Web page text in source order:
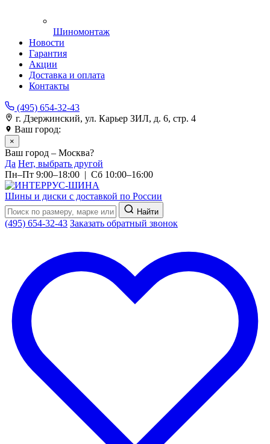
Шиномонтаж
Новости
Гарантия
Акции
Доставка и оплата
Контакты
(495) 654-32-43
г. Дзержинский, ул. Карьер ЗИЛ, д. 6, стр. 4
Ваш город:
×
Ваш город – Москва?
Да Нет, выбрать другой
Пн–Пт 9:00–18:00 | Сб 10:00–16:00
Шины и диски с доставкой по России
Найти
(495) 654-32-43 Заказать обратный звонок